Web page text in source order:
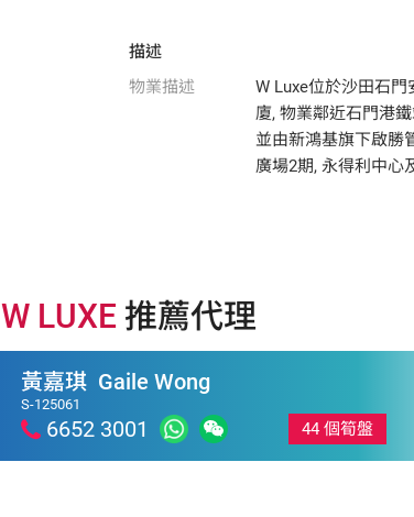
描述
物業描述
W Luxe位於沙田石
廈, 物業鄰近石門港
並由新鴻基旗下啟勝
廣場2期, 永得利中心
W LUXE 推薦代理
黃嘉琪 Gaile Wong
S-125061
6652 3001 44 個筍盤